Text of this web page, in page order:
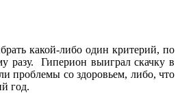
какой-либо один критерий, по
разу. Гиперион выиграл скачку в
проблемы со здоровьем, либо, что
год.